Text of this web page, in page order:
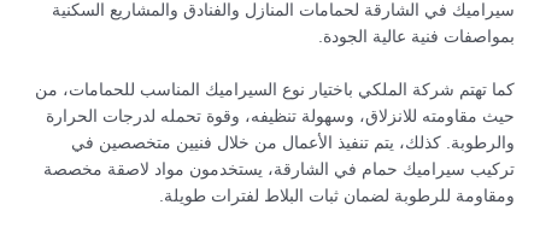
سيراميك في الشارقة لحمامات المنازل والفنادق والمشاريع السكنية
بمواصفات فنية عالية الجودة.
كما تهتم شركة الملكي باختيار نوع السيراميك المناسب للحمامات، من
حيث مقاومته للانزلاق، وسهولة تنظيفه، وقوة تحمله لدرجات الحرارة
والرطوبة. كذلك، يتم تنفيذ الأعمال من خلال فنيين متخصصين في
تركيب سيراميك حمام في الشارقة، يستخدمون مواد لاصقة مخصصة
ومقاومة للرطوبة لضمان ثبات البلاط لفترات طويلة.